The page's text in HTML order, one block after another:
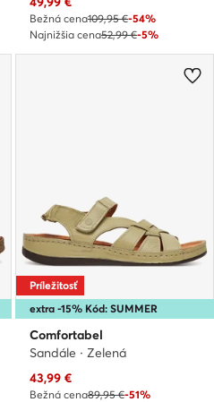
Bežná cena109,95 €-54%
Najnižšia cena52,99 €-5%
extra -15% Kód: SUMMER
Príležitosť
Comfortabel
Sandále · Zelená
Aktuálna cena
43,99 €
Bežná cena89,95 €-51%